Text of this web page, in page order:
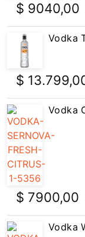
$ 9040,00
Vodka
$
Vodka
$ 7900,00
Vodka